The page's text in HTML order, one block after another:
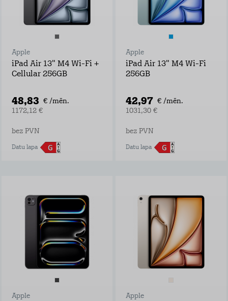
Apple
iPad Air 13" M4 Wi-Fi +
Cellular 256GB
48,83 € /mēn.
1172,12 €
bez PVN
Datu lapa
Apple
iPad Air 13" M4 Wi-Fi
256GB
42,97 € /mēn.
1031,30 €
bez PVN
Datu lapa
Apple Apple